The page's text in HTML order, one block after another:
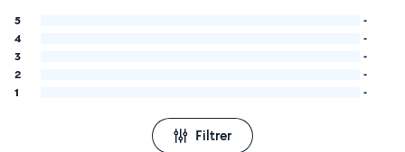
5
-
4
-
3
-
2
-
1
-
Filtrer